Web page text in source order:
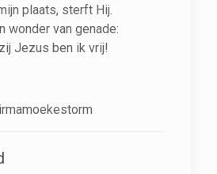
plaats, sterft Hij.
wonder van genade:
Jezus ben ik vrij!